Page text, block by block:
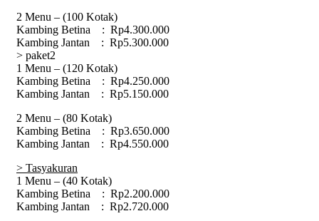
2 Menu – (100 Kotak)
Kambing Betina : Rp4.300.000
Kambing Jantan : Rp5.300.000
> paket2
1 Menu – (120 Kotak)
Kambing Betina : Rp4.250.000
Kambing Jantan : Rp5.150.000
2 Menu – (80 Kotak)
Kambing Betina : Rp3.650.000
Kambing Jantan : Rp4.550.000
> Tasyakuran
1 Menu – (40 Kotak)
Kambing Betina : Rp2.200.000
Kambing Jantan : Rp2.720.000